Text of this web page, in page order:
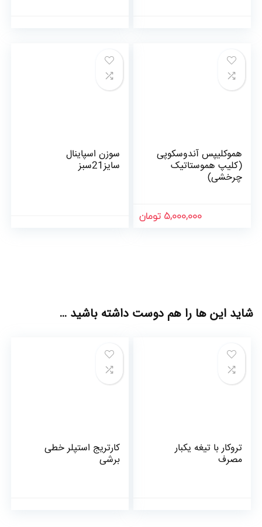
هموکلیپس آندوسکوپی
(کلیپ هموستاتیک
چرخشی)
5,000,000 تومان
سوزن اسپاینال
سایز21سبز
شاید این ها را هم دوست داشته باشید …
تروکار با تیغه یکبار
مصرف
کارتریج استپلر خطی
برشی